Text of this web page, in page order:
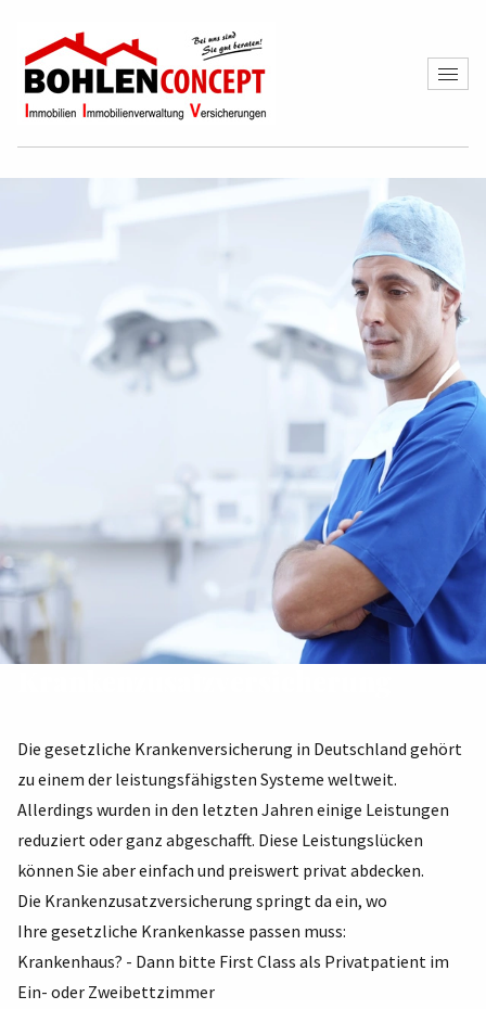
Die gesetzliche Krankenversicherung in Deutschland gehört
zu einem der leistungsfähigsten Systeme weltweit.
Allerdings wurden in den letzten Jahren einige Leistungen
reduziert oder ganz abgeschafft. Diese Leistungslücken
können Sie aber einfach und preiswert privat abdecken.
Die Krankenzusatzversicherung springt da ein, wo
Ihre gesetzliche Krankenkasse passen muss:
Krankenhaus? - Dann bitte First Class als Privatpatient im
Ein- oder Zweibettzimmer